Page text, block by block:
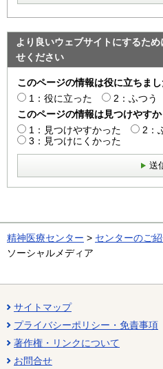
より良いウェブサイトにするた
せください
このページの情報は役に立ちまし
1：役に立った
2：ふつう
このページの情報は見つけやす
1：見つけやすかった
2：
3：見つけにくかった
送
精神医療センター > センターのご
ソーシャルメディア
サイトマップ
プライバシーポリシー・免責事項
著作権・リンクについて
お問合せ